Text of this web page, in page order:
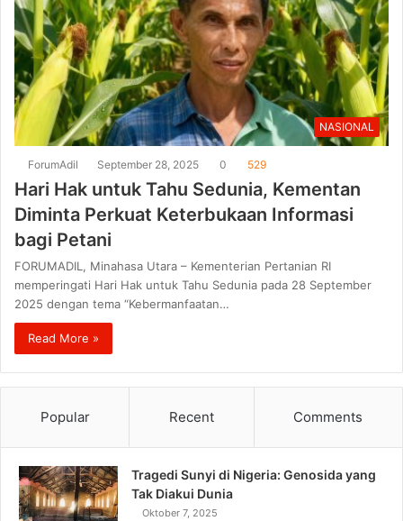
NASIONAL
ForumAdil September 28, 2025 0 529
Hari Hak untuk Tahu Sedunia, Kementan
Diminta Perkuat Keterbukaan Informasi
bagi Petani
FORUMADIL, Minahasa Utara – Kementerian Pertanian RI
memperingati Hari Hak untuk Tahu Sedunia pada 28 September
2025 dengan tema “Kebermanfaatan…
Read More »
Popular Recent Comments
Tragedi Sunyi di Nigeria: Genosida yang
Tak Diakui Dunia
Oktober 7, 2025